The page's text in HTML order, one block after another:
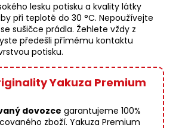
lesku potisku a kvality látky
při teplotě do 30 °C. Nepoužívejte
sušičce prádla. Žehlete vždy z
předešli přímému kontaktu
potisku.
Yakuza Premium
dovozce garantujeme 100%
zboží. Yakuza Premium